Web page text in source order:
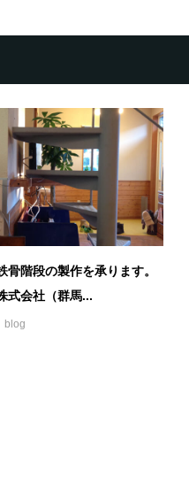
骨階段の製作を承ります。
式会社（群馬...
blog